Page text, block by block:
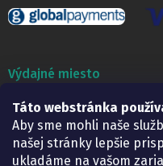
Táto webstránka
Aby sme mohli naše
našej stránky lepšie
ukladáme na vašom
Výdajné miesto
Lekáreň ADONAI
Košice – Smetanova 2
Pondelok:
07.30 – 15.30 h.
Utorok:
07.30 – 16.00 h.